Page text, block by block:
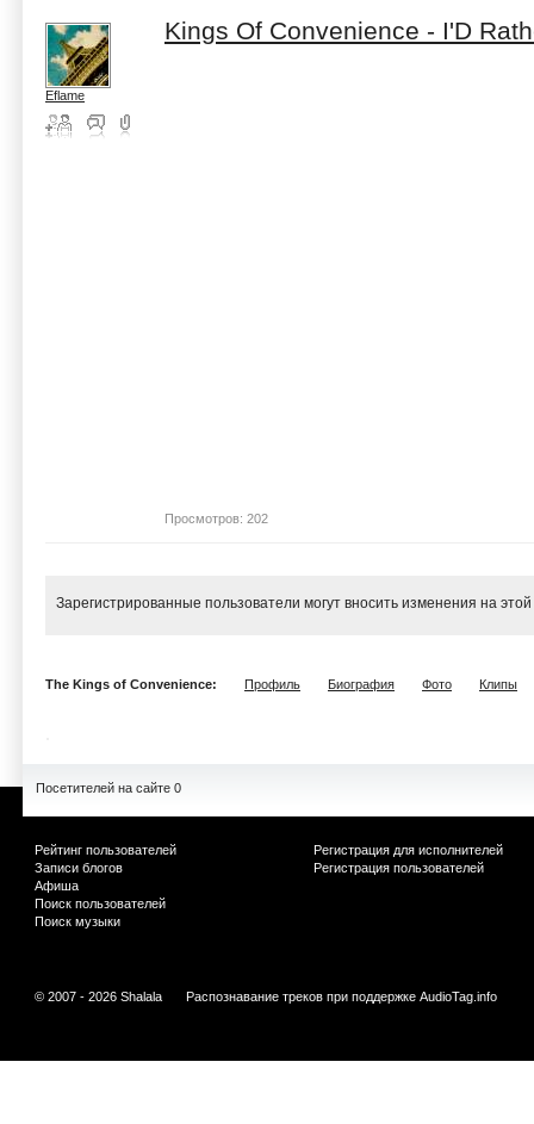
Eflame
Kings Of Convenience - I'D
Просмотров: 202
Зарегистрированные пользователи могут вносить изменения на
The Kings of Convenience: Профиль Биография Фото Клипы
Посетителей на сайте 0
Рейтинг пользователей
Записи блогов
Афиша
Поиск пользователей
Поиск музыки
Регистрация для исполнителей
Регистрация пользователей
© 2007 - 2026 Shalala Распознавание треков при поддержке AudioTag.info